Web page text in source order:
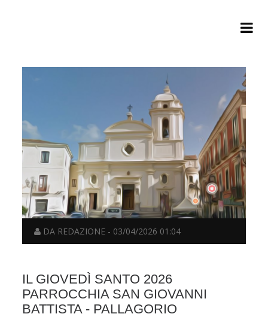
DA REDAZIONE - 03/04/2026 01:04
IL GIOVEDÌ SANTO 2026
PARROCCHIA SAN GIOVANNI
BATTISTA - PALLAGORIO